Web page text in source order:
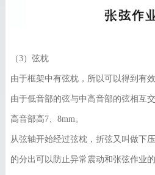
（3）弦枕
由于框架中有弦枕，所以可以得到有效
由于低音部的弦与中高音部的弦相互
高音部高7、8mm。
从弦轴开始经过弦枕，折弦又叫做下
的分出可以防止异常震动和张弦作业的